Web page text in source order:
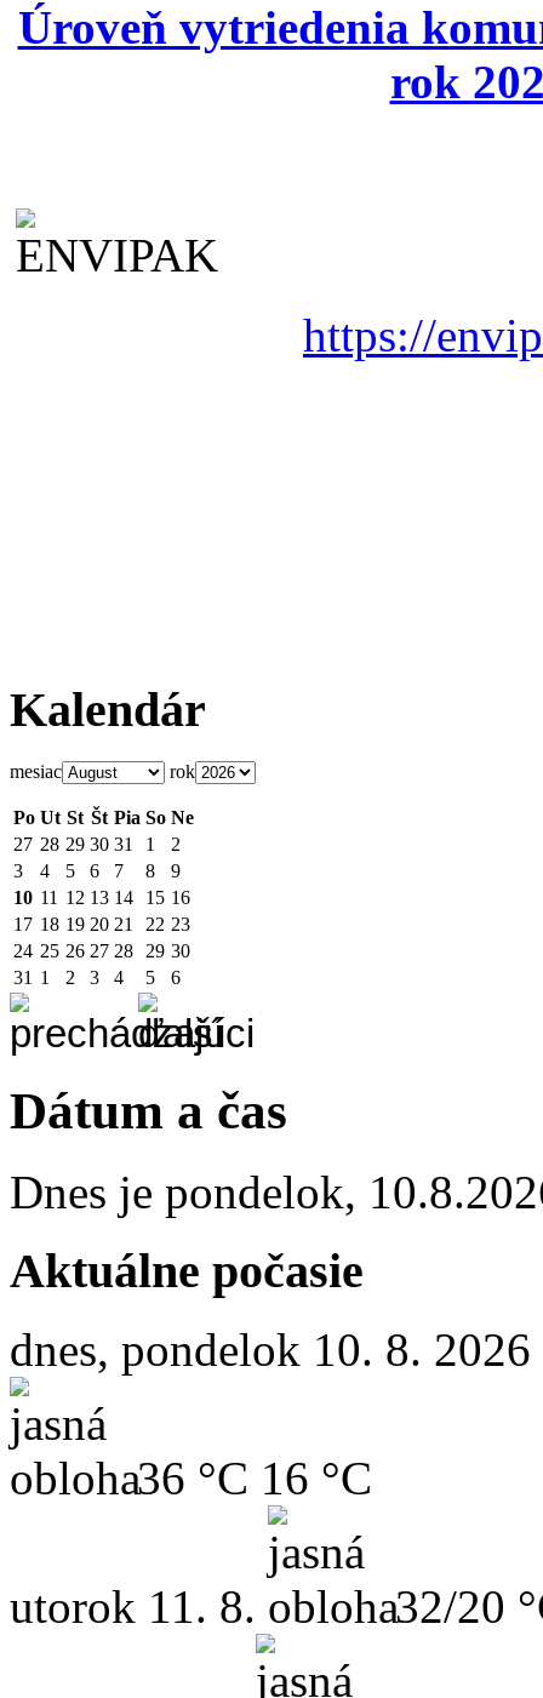
Úroveň vytriedenia
rok
https://
Kalendár
mesiac rok
Po Ut St Št Pia So Ne
27 28 29 30 31 1
2
3
4 5 6 7 8
9
10 11 12 13 14 15 16
17 18 19 20 21 22 23
24 25 26 27 28 29 30
31 1 2 3 4 5 6
Dátum a čas
Dnes je pondelok,
Aktuálne počasie
dnes, pondelok 10. 8. 2026
36 °C 16 °C
utorok 11. 8. 32/20